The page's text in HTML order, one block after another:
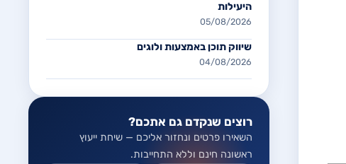
היעילות
05/08/2026
שיווק תוכן באמצעות ולוגים
04/08/2026
רוצים שנקדם גם אתכם?
השאירו פרטים ונחזור אליכם — שיחת ייעוץ
ראשונה חינם וללא התחייבות.